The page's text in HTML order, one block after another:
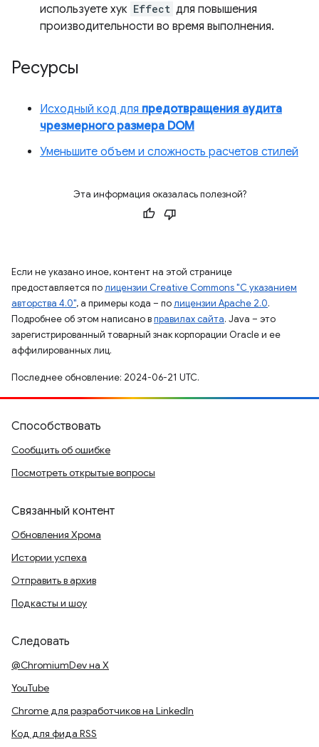
используете хук Effect для повышения
производительности во время выполнения.
Ресурсы
Исходный код для предотвращения аудита
чрезмерного размера DOM
Уменьшите объем и сложность расчетов стилей
Эта информация оказалась полезной?
Если не указано иное, контент на этой странице
предоставляется полицензии Creative Commons "С указанием
авторства 4.0", а примеры кода – полицензии Apache 2.0.
Подробнее об этом написано вправилах сайта. Java – это
зарегистрированный товарный знак корпорации Oracle и ее
аффилированных лиц.
Последнее обновление: 2024-06-21 UTC.
Способствовать
Сообщить об ошибке
Посмотреть открытые вопросы
Связанный контент
Обновления Хрома
Истории успеха
Отправить в архив
Подкасты и шоу
Следовать
@ChromiumDev на X
YouTube
Chrome для разработчиков на LinkedIn
Код для фида RSS